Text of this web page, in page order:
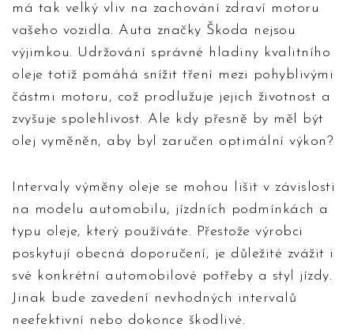
má tak velký vliv na zachování zdraví motoru
vašeho vozidla. Auta značky Škoda nejsou
výjimkou. Udržování správné hladiny kvalitního
oleje totiž pomáhá snížit tření mezi pohyblivými
částmi motoru, což prodlužuje jejich životnost a
zvyšuje spolehlivost. Ale kdy přesně by měl být
olej vyměněn, aby byl zaručen optimální výkon?
Intervaly výměny oleje se mohou lišit v závislosti
na modelu automobilu, jízdních podmínkách a
typu oleje, který používáte. Přestože výrobci
poskytují obecná doporučení, je důležité zvážit i
své konkrétní automobilové potřeby a styl jízdy.
Jinak bude zavedení nevhodných intervalů
neefektivní nebo dokonce škodlivé.